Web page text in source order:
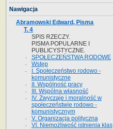
Nawigacja
Abramowski Edward, Pisma
T. 4
SPIS RZECZY.
PISMA POPULARNE I
PUBLICYSTYCZNE.
SPOŁECZEŃSTWA RODOWE
Wstęp
I. Społeczeństwo rodowo -
komunistyczne
II. Wspólność pracy
III. Wspólna własność
IV. Zwyczaje i moralność w
społeczeństwie rodowo -
komunistycznym
V. Organizacja polityczna
VI. Niemożliwość istnienia klas